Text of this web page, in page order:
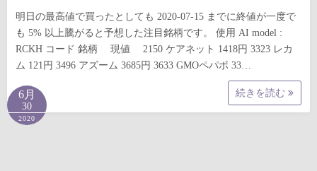
明日の最高値で買ったとしても 2020-07-15 までに終値が一度で
も 5% 以上騰がると予想した注目銘柄です。 使用 AI model :
RCKH コード 銘柄 現値 2150 ケアネット 1418円 3323 レカ
ム 121円 3496 アズーム 3685円 3633 GMOペパボ 33…
続きを読む
6月
30
2020